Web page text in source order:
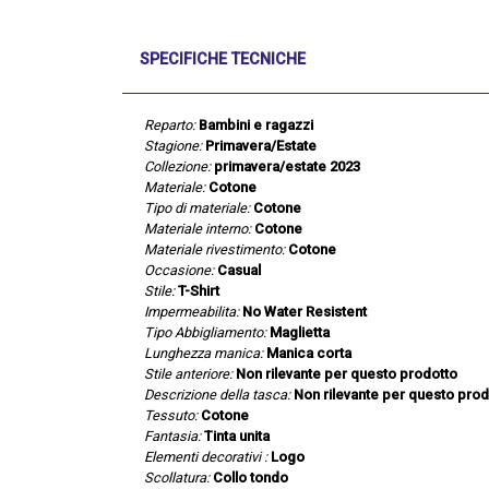
SPECIFICHE TECNICHE
Reparto: Bambini e ragazzi
Stagione: Primavera/Estate
Collezione: primavera/estate 2023
Materiale: Cotone
Tipo di materiale: Cotone
Materiale interno: Cotone
Materiale rivestimento: Cotone
Occasione: Casual
Stile: T-Shirt
Impermeabilita: No Water Resistent
Tipo Abbigliamento: Maglietta
Lunghezza manica: Manica corta
Stile anteriore: Non rilevante per questo prodotto
Descrizione della tasca: Non rilevante per questo
Tessuto: Cotone
Fantasia: Tinta unita
Elementi decorativi : Logo
Scollatura: Collo tondo